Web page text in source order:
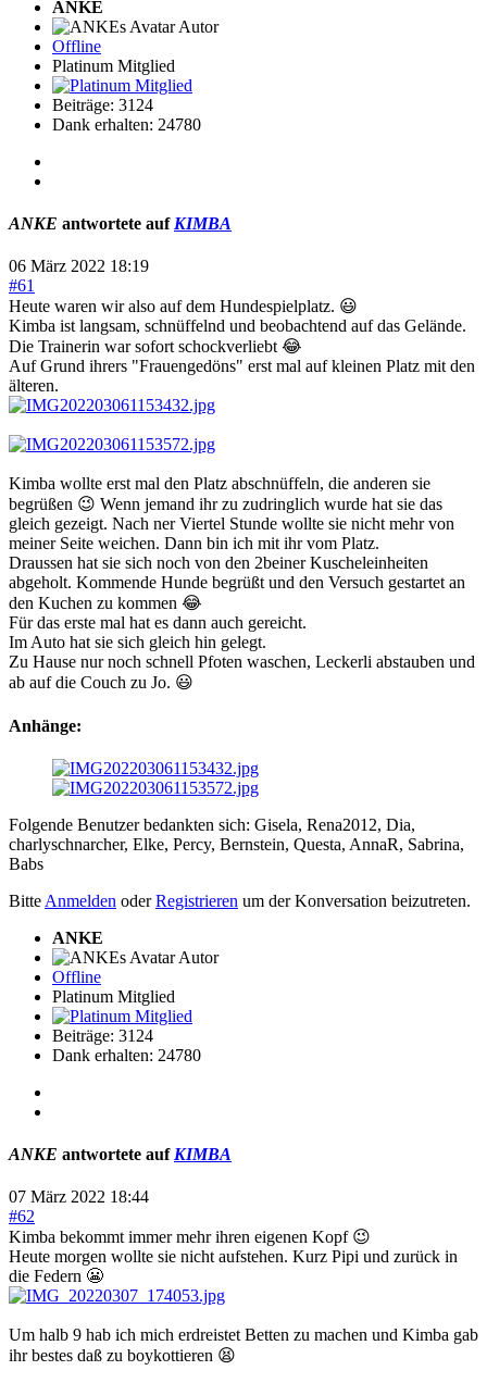
ANKE
Autor
Offline
Platinum Mitglied
Beiträge: 3124
Dank erhalten: 24780
ANKE antwortete auf KIMBA
06 März 2022 18:19
#61
Heute waren wir also auf dem Hundespielplatz. 😃
Kimba ist langsam, schnüffelnd und beobachtend auf das Gelände.
Die Trainerin war sofort schockverliebt 😂
Auf Grund ihrers "Frauengedöns" erst mal auf kleinen Platz mit den
älteren.
Kimba wollte erst mal den Platz abschnüffeln, die anderen sie
begrüßen 😉 Wenn jemand ihr zu zudringlich wurde hat sie das
gleich gezeigt. Nach ner Viertel Stunde wollte sie nicht mehr von
meiner Seite weichen. Dann bin ich mit ihr vom Platz.
Draussen hat sie sich noch von den 2beiner Kuscheleinheiten
abgeholt. Kommende Hunde begrüßt und den Versuch gestartet an
den Kuchen zu kommen 😂
Für das erste mal hat es dann auch gereicht.
Im Auto hat sie sich gleich hin gelegt.
Zu Hause nur noch schnell Pfoten waschen, Leckerli abstauben und
ab auf die Couch zu Jo. 😃
Anhänge:
Folgende Benutzer bedankten sich: Gisela, Rena2012, Dia,
charlyschnarcher, Elke, Percy, Bernstein, Questa, AnnaR, Sabrina,
Babs
Bitte Anmelden oderRegistrieren um der Konversation beizutreten.
ANKE
Autor
Offline
Platinum Mitglied
Beiträge: 3124
Dank erhalten: 24780
ANKE antwortete auf KIMBA
07 März 2022 18:44
#62
Kimba bekommt immer mehr ihren eigenen Kopf 😉
Heute morgen wollte sie nicht aufstehen. Kurz Pipi und zurück in
die Federn 😬
Um halb 9 hab ich mich erdreistet Betten zu machen und Kimba gab
ihr bestes daß zu boykottieren 😫